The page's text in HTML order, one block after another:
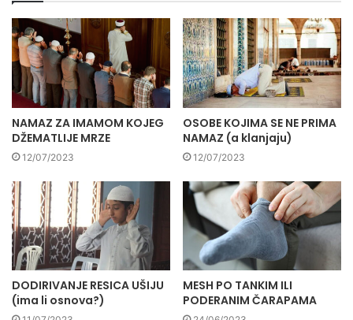
NAMAZ ZA IMAMOM KOJEG
DŽEMATLIJE MRZE
12/07/2023
OSOBE KOJIMA SE NE PRIMA
NAMAZ (a klanjaju)
12/07/2023
DODIRIVANJE RESICA UŠIJU
(ima li osnova?)
MESH PO TANKIM ILI
PODERANIM ČARAPAMA